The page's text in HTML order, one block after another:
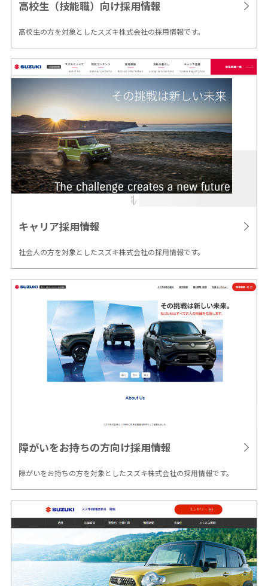
高校生（技能職）向け採用情報
高校生の方を対象としたスズキ株式会社の採用情報です。
キャリア採用情報
社会人の方を対象としたスズキ株式会社の採用情報です。
障がいをお持ちの方向け採用情報
障がいをお持ちの方を対象としたスズキ株式会社の採用情報です。